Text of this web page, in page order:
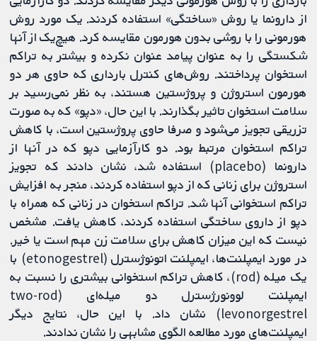
از دارونما یا روش «ساختگی» استفاده کردند. یک مورد روش
هورمونی را با روشی بدون هورمون مقایسه کرد. هیچ‌یک از آنها
شکستگی را به‌ عنوان پیامد عنوان نکرده و بیشتر به تراکم
استخوان پرداختند. روش‌های کنترل بارداری که حاوی هر دو
هورمون استروژن و پروژستین هستند، به نظر نمی‌رسید بر
سلامت استخوان تاثیر بگذارند. با این حال، «دپو» که به‌ صورت
تزریقی تجویز می‌شود و صرفا حاوی پروژستین است، با کاهش
تراکم استخوان مرتبط بود. دو کارآزمایی دپو که در آنها از
دارونما (placebo) استفاده شد، نشان دادند که تجویز
استروژن برای زنانی که از دپو استفاده کردند، منجر به افزایش
تراکم استخوانی آنها شد. تراکم استخوان در زنانی که همراه با
دپو از داروی ساختگی استفاده کردند، کاهش یافت. مشخص
نیست که این میزان کاهش برای سلامت زن مهم است یا خیر.
در مورد ایمپلنت‌ها، ایمپلنت اتونوژسترل (etonogestrel) با
یک میله (rod)، کاهش تراکم استخوانی بیشتری را نسبت به
ایمپلنت لوونورژسترل دو میله‌ای (two-rod
levonorgestrel) نشان داد. با این حال، نتایج دیگر
ایمپلنت‌های مورد مطالعه الگوی مشابهی را نشان ندادند.